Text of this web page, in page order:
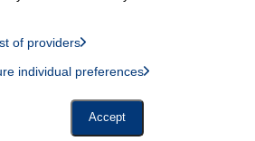
of providers
Embed, Twitter Embed, Youtube Embed
individual preferences
Accept